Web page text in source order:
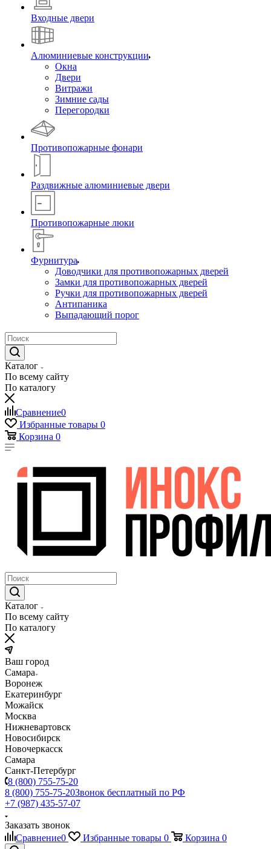
Входные двери
Алюминиевые конструкции
Окна
Двери
Витражи
Зимние сады
Перегородки
Противопожарные фонари
Раздвижные алюминиевые двери
Противопожарные люки
Фурнитура
Доводчики для противопожарных дверей
Замки для противопожарных дверей
Ручки для противопожарных дверей
Антипаника
Выпадающий порог
Каталог
По всему сайту
По каталогу
Сравнение0
Избранные товары 0
Корзина 0
Каталог
По всему сайту
По каталогу
Ваш город
Самара
Воронеж
Екатеринбург
Можайск
Москва
Нижневартовск
Новосибирск
Новочеркасск
Самара
Санкт-Петербург
8 (800) 755-75-20
8 (800) 755-75-20Звонок бесплатный по РФ
+7 (987) 435-57-07
Заказать звонок
Сравнение0 Избранные товары 0 Корзина 0